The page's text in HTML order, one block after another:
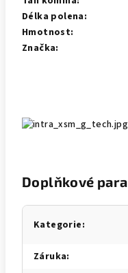
Délka polena:
Hmotnost:
Značka:
Doplňkové
Kategorie:
Záruka: